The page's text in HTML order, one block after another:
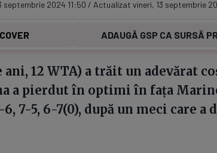
2024 11:50 / Actualizat vineri, 13 septembrie
ADAUGĂ GSP CA SURSĂ
ani, 12 WTA) a trăit un adevărat
a pierdut în optimi în fața
6, 7-5, 6-7(0), după un meci care a